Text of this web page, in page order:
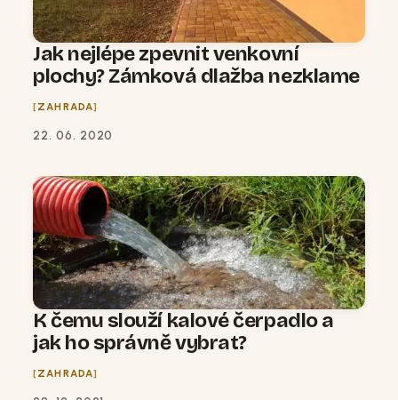
Jak nejlépe zpevnit venkovní
plochy? Zámková dlažba nezklame
ZAHRADA
22. 06. 2020
K čemu slouží kalové čerpadlo a
jak ho správně vybrat?
ZAHRADA